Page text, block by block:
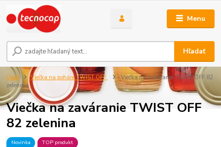
Menu
Hľadať
Úvod Viečka na poháre TWIST OFF
Viečka na zaváranie TWIST OFF 82
zelenina
Viečka na zaváranie TWIST OFF
82 zelenina
Novinka TOP produkt